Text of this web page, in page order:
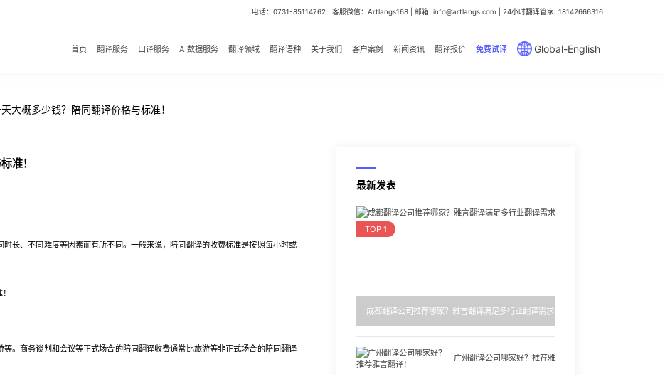
电话：0731-85114762 | 客服微信：Artlangs168 | 邮箱: info@artlangs.com | 24小时翻译管家: 18142666316
首页 翻译服务 口译服务 AI数据服务 翻译领域 翻译语种 关于我们 客户案例 新闻资讯 翻译报价 免费试译 Global-English
大概多少钱？陪同翻译价格与标准！
准！
、不同难度等因素而有所不同。一般来说，陪同翻译的收费标准是按照每小时或
商务谈判和会议等正式场合的陪同翻译收费通常比旅游等非正式场合的陪同翻译
最新发表
TOP 1
成都翻译公司推荐哪家？雅言翻译满足多行业翻译需求
广州翻译公司哪家好？推荐雅